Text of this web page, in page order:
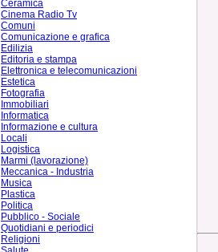
Ceramica
Cinema Radio Tv
Comuni
Comunicazione e grafica
Edilizia
Editoria e stampa
Elettronica e telecomunicazioni
Estetica
Fotografia
Immobiliari
Informatica
Informazione e cultura
Locali
Logistica
Marmi (lavorazione)
Meccanica - Industria
Musica
Plastica
Politica
Pubblico - Sociale
Quotidiani e periodici
Religioni